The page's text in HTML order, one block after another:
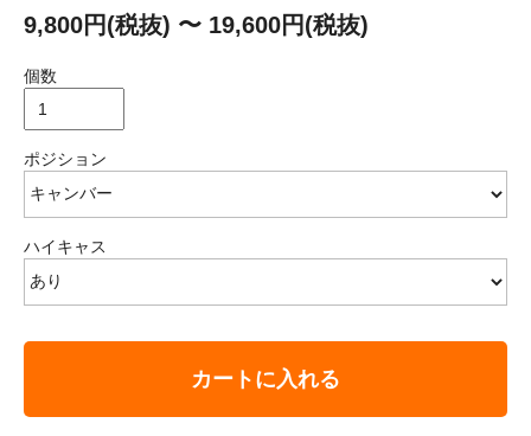
9,800円(税抜) 〜 19,600円(税抜)
個数
ポジション
ハイキャス
カートに入れる